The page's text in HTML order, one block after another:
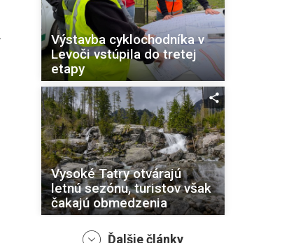
Výstavba cyklochodníka v
Levoči vstúpila do tretej
etapy
Vysoké Tatry otvárajú
letnú sezónu, turistov však
čakajú obmedzenia
Ďalšie články